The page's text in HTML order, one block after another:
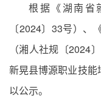
根据《湖南省
〔2024〕33号）、
（湘人社规〔2024
新晃县博源职业技
以公示。